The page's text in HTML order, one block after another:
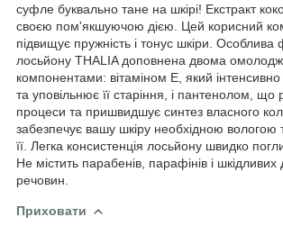
суфле буквально тане на шкірі! Екстракт
своєю пом'якшуючою дією. Цей корисний
підвищує пружність і тонус шкіри.
лосьйону THALIA доповнена двома
компонентами: вітаміном Е, який
та уповільнює її старіння, і пантенолом, що
процеси та пришвидшує синтез власного
забезпечує вашу шкіру необхідною вологою
її. Легка консистенція лосьйону швидко
Не містить парабенів, парафінів і
речовин.
Приховати